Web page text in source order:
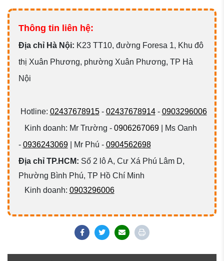
Thông tin liên hệ:
Địa chỉ Hà Nội: K23 TT10, đường Foresa 1, Khu đô
thị Xuân Phương, phường Xuân Phương, TP Hà
Nội
Hotline: 02437678915- 02437678914- 0903296006
Kinh doanh: Mr Trường - 0906267069| Ms Oanh
- 0936243069| Mr Phú - 0904562698
Địa chỉ TP.HCM: Số 2 lô A, Cư Xá Phú Lâm D,
Phường Bình Phú, TP Hồ Chí Minh
Kinh doanh: 0903296006